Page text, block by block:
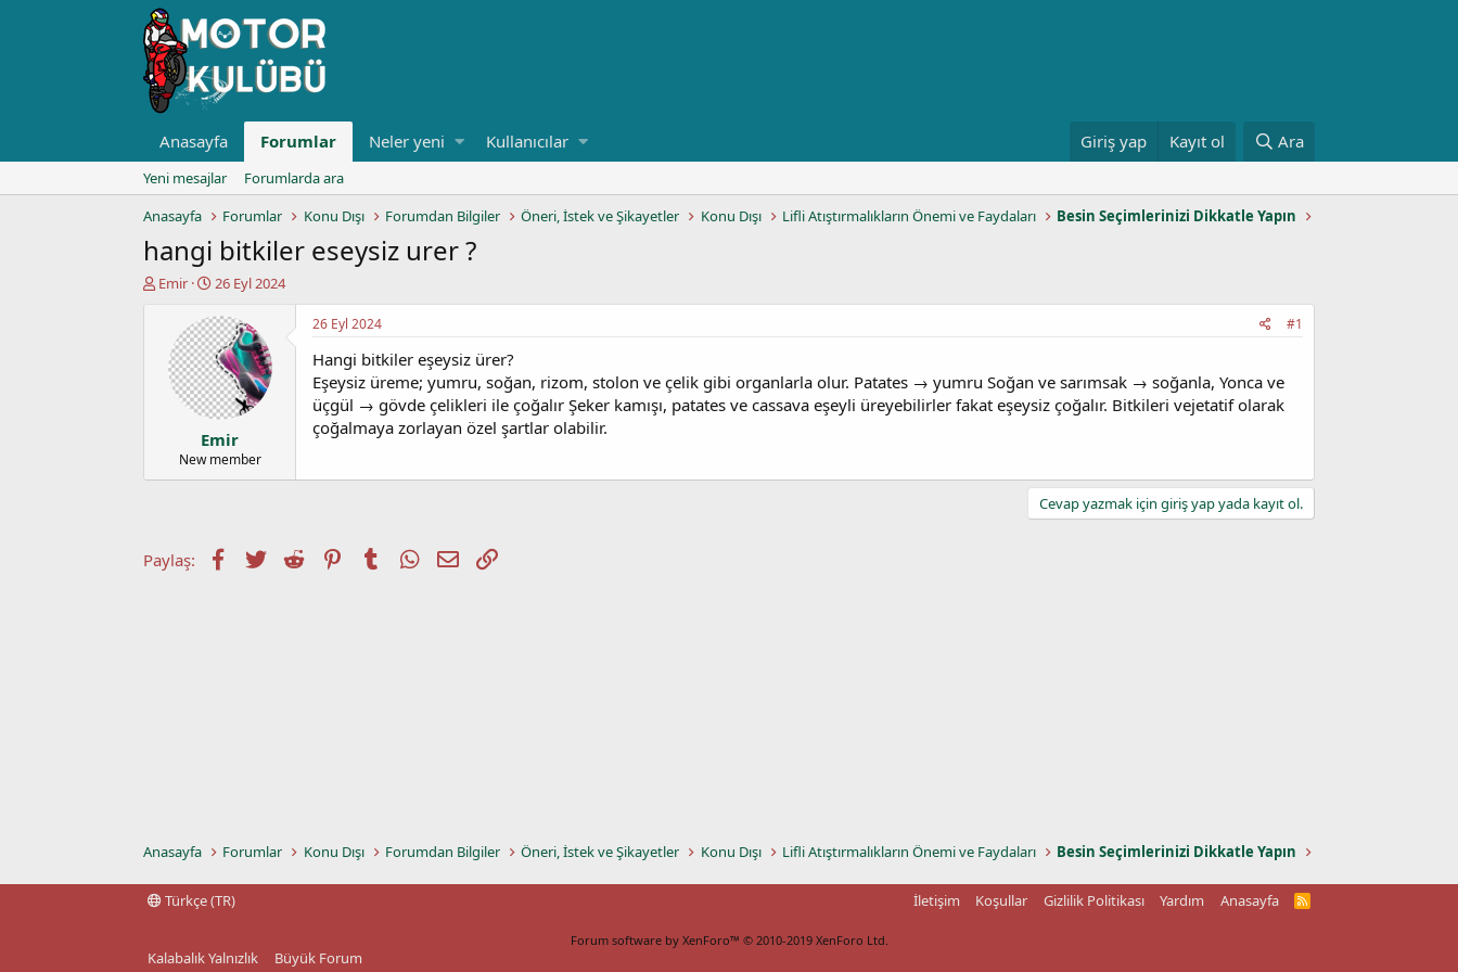
Anasayfa Forumlar Neler yeni Kullanıcılar Giriş yap Kayıt ol Ara
Yeni mesajlar
Forumlarda ara
Anasayfa
Forumlar Konu Dışı Forumdan Bilgiler Öneri, İstek ve Şikayetler Konu Dışı Lifli Atıştırmalıkların Önemi ve Faydaları Besin Seçimlerinizi Dikkatle Yapın
hangi bitkiler eseysiz urer ?
K
a
Emir
B
ş
l
a
n
g
ı
ç
t
a
i
26 Eyl 2024
Emir
New member
26 Eyl 2024 #1
Hangi bitkiler eşeysiz ürer?
Eşeysiz üreme; yumru, soğan, rizom, stolon ve çelik gibi organlarla olur. Patates → yumru Soğan ve sarımsak → soğanla, Yonca ve
üçgül → gövde çelikleri ile çoğalır Şeker kamışı, patates ve cassava eşeyli üreyebilirler fakat eşeysiz çoğalır. Bitkileri vejetatif olarak
çoğalmaya zorlayan özel şartlar olabilir.
Cevap yazmak için giriş yap yada kayıt ol.
Paylaş: Facebook
TwitterReddit PinterestTumblrWhatsApp
E-postaLink
Anasayfa Forumlar Konu Dışı Forumdan Bilgiler Öneri, İstek ve Şikayetler Konu Dışı Lifli Atıştırmalıkların Önemi ve Faydaları Besin Seçimlerinizi Dikkatle Yapın
Türkçe (TR) İletişim Koşullar Gizlilik Politikası Yardım Anasayfa
R
Forum software by XenForo™ © 2010-2019 XenForo Ltd.
Kalabalık Yalnızlık Büyük Forum